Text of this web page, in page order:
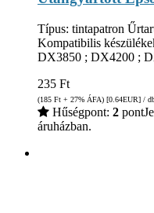
Típus: tintapatron
Kompatibilis
DX3850 ; DX4200 ;
235 Ft
(185 Ft + 27% ÁFA) [0.64EUR] /
Hűségpont: 2 pont
áruházban.